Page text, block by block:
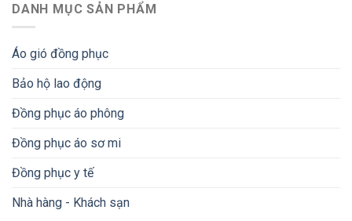
DANH MỤC SẢN PHẨM
Áo gió đồng phục
Bảo hộ lao động
Đồng phục áo phông
Đồng phục áo sơ mi
Đồng phục y tế
Nhà hàng - Khách sạn